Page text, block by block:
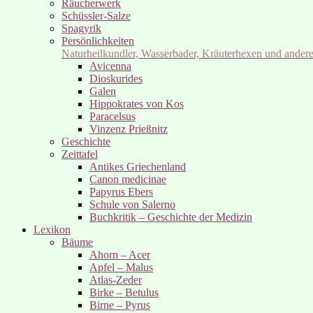
Räucherwerk
Schüssler-Salze
Spagyrik
Persönlichkeiten
Naturheilkundler, Wasserbader, Kräuterhexen und andere
Avicenna
Dioskurides
Galen
Hippokrates von Kos
Paracelsus
Vinzenz Prießnitz
Geschichte
Zeittafel
Antikes Griechenland
Canon medicinae
Papyrus Ebers
Schule von Salerno
Buchkritik – Geschichte der Medizin
Lexikon
Bäume
Ahorn – Acer
Apfel – Malus
Atlas-Zeder
Birke – Betulus
Birne – Pyrus